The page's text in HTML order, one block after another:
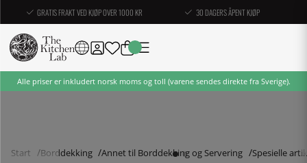
GRATIS FRAKT VED KJØP OVER 1000 KR 30 DAGERS ÅPENT KJØP
Alle priser er inkludert norsk moms og toll (varene sendes direkte fra Sverige).
Start Borddekking Annet til Borddekking og Servering Spesielle